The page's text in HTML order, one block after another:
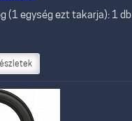
(1 egység ezt takarja): 1 db